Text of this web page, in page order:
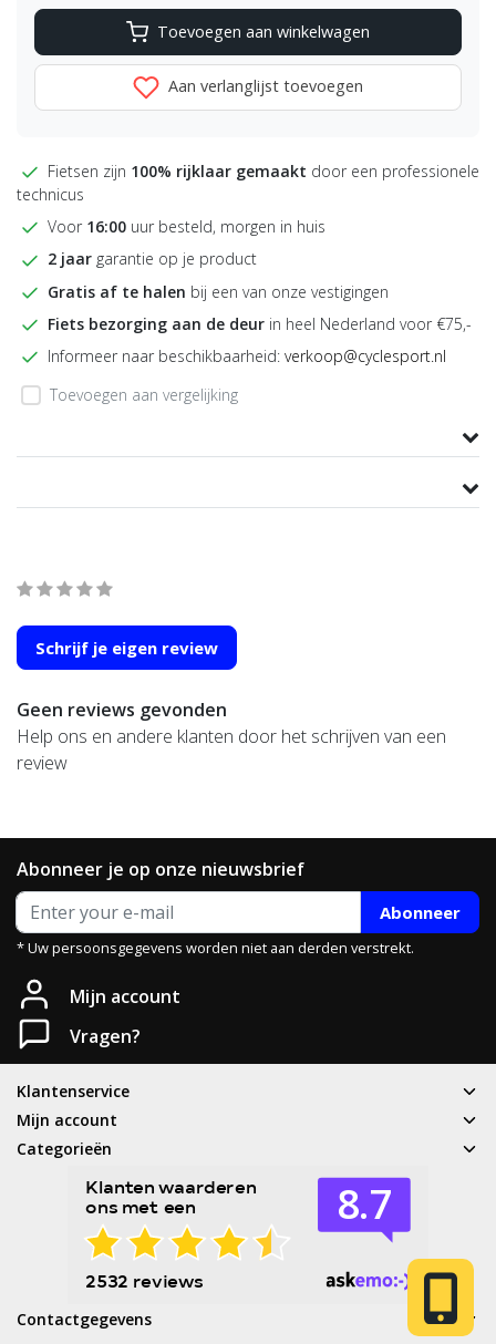
Toevoegen aan winkelwagen
Aan verlanglijst toevoegen
Fietsen zijn 100% rijklaar gemaakt door een professionele
technicus
Voor 16:00 uur besteld, morgen in huis
2 jaar garantie op je product
Gratis af te halen bij een van onze vestigingen
Fiets bezorging aan de deur in heel Nederland voor €75,-
Informeer naar beschikbaarheid: verkoop@cyclesport.nl
Toevoegen aan vergelijking
Schrijf je eigen review
Geen reviews gevonden
Help ons en andere klanten door het schrijven van een
review
Abonneer je op onze nieuwsbrief
Abonneer
* Uw persoonsgegevens worden niet aan derden verstrekt.
Mijn account
Vragen?
Klantenservice
Mijn account
Categorieën
Contactgegevens
Neem gerust contact met ons op.
Telefoon
06 83 50 67 66
E-mail
service@cyclesport.nl